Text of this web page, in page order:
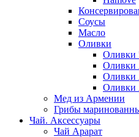
Соусы
Масло
Оливки
Оливки
Оливки
Оливки
Оливки
Мед из Армении
Грибы
Чай. Аксессуары
Чай Арарат